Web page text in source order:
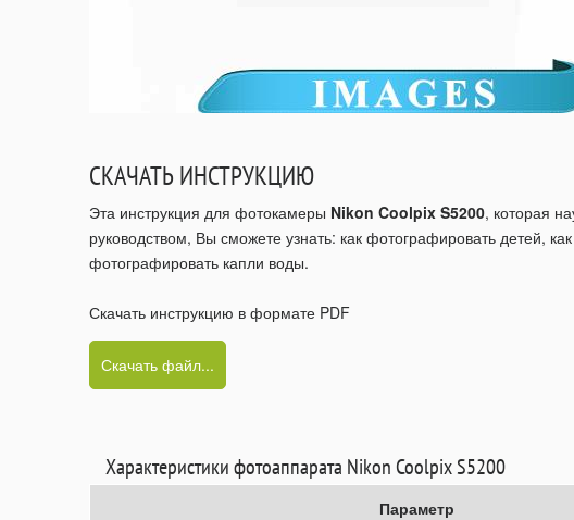
СКАЧАТЬ ИНСТРУКЦИЮ
Эта инструкция для фотокамеры Nikon Coolpix S5200, которая
руководством, Вы сможете узнать: как фотографировать детей,
фотографировать капли воды.
Скачать инструкцию в формате PDF
Скачать файл...
Характеристики фотоаппарата Nikon Coolpix S5200
Параметр